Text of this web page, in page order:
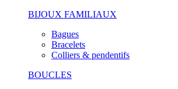
BIJOUX FAMILIAUX
Bagues
Bracelets
Colliers & pendentifs
BOUCLES